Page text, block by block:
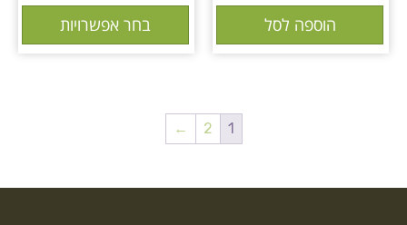
הוספה לסל בחר אפשרויות
1
2
←